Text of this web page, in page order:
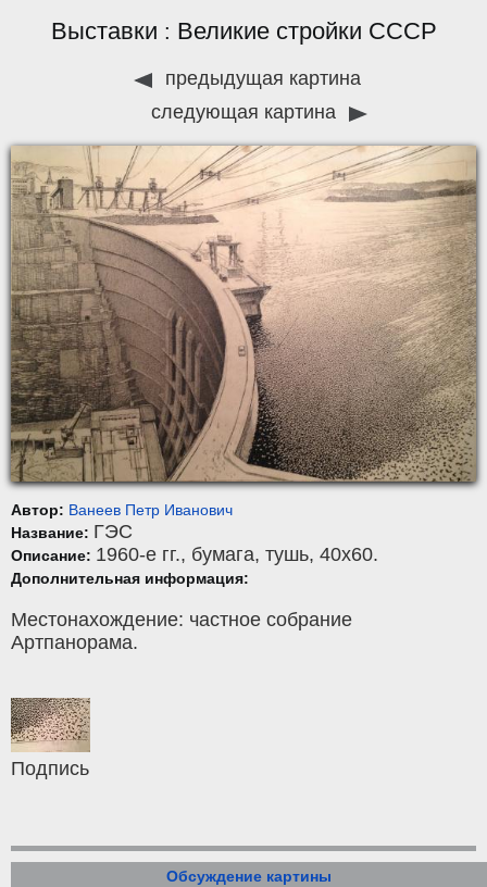
Выставки : Великие стройки СССР
предыдущая картина
следующая картина
Автор: Ванеев Петр Иванович
Название: ГЭС
Описание: 1960-е гг., бумага, тушь, 40x60.
Дополнительная информация:
Местонахождение: частное собрание
Артпанорама.
Подпись
Обсуждение картины